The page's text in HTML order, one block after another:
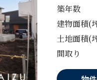
築年数
建物面積(
土地面積(
間取り